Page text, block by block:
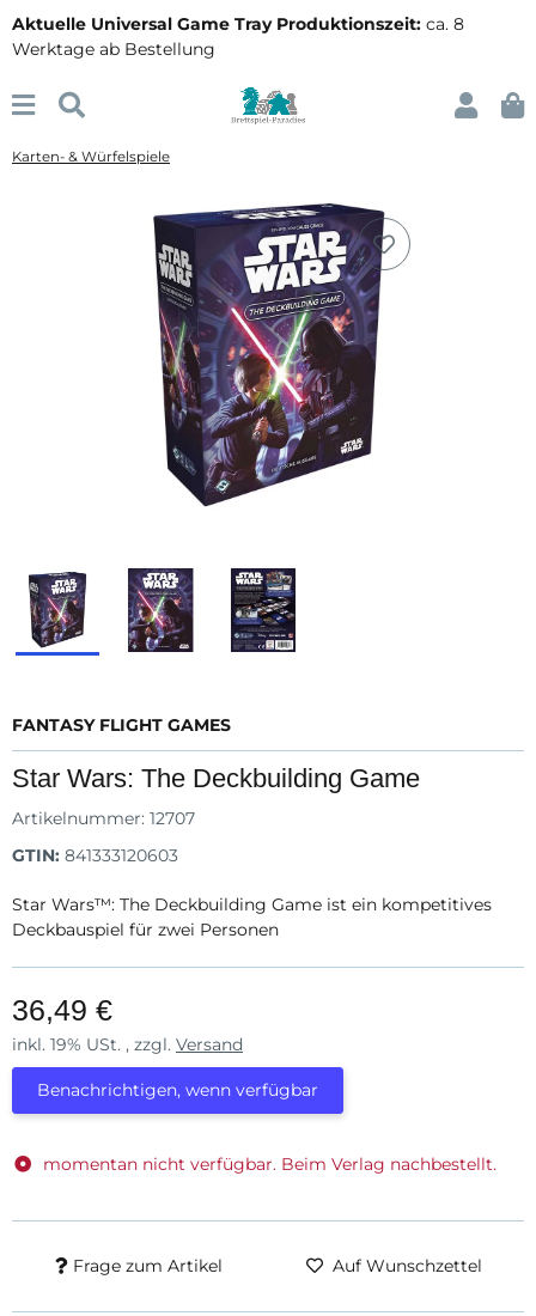
Aktuelle Universal Game Tray Produktionszeit: ca. 8
Werktage ab Bestellung
Karten- & Würfelspiele
FANTASY FLIGHT GAMES
Star Wars: The Deckbuilding Game
Artikelnummer: 12707
GTIN: 841333120603
Star Wars™: The Deckbuilding Game ist ein kompetitives
Deckbauspiel für zwei Personen
36,49 €
inkl. 19% USt. , zzgl. Versand
Benachrichtigen, wenn verfügbar
momentan nicht verfügbar. Beim Verlag nachbestellt.
Frage zum Artikel Auf Wunschzettel